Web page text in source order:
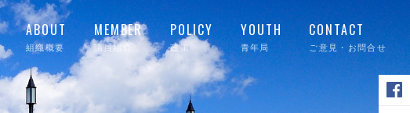
ABOUT
組織概要
MEMBER
議員紹介
POLICY
政策
YOUTH
青年局
CONTACT
ご意見・お問合せ